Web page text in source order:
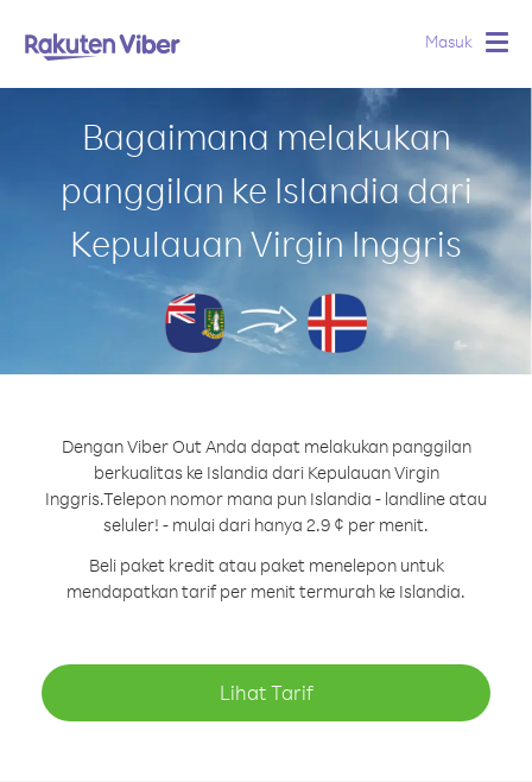
Masuk
Bagaimana melakukan
panggilan ke Islandia dari
Kepulauan Virgin Inggris
Dengan Viber Out Anda dapat melakukan panggilan
berkualitas ke Islandia dari Kepulauan Virgin
Inggris.Telepon nomor mana pun Islandia - landline atau
seluler! - mulai dari hanya 2.9 ¢ per menit.
Beli paket kredit atau paket menelepon untuk
mendapatkan tarif per menit termurah ke Islandia.
Lihat Tarif